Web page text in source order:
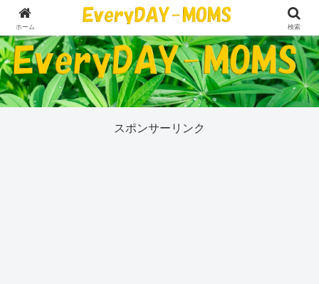
５０代の私が今気になっていることすべて
スポンサーリンク
ホーム 検索